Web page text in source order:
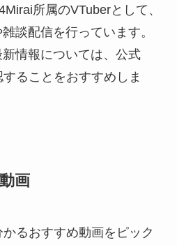
所属のVTuberとして、
談配信を行っています。
情報については、公式
ることをおすすめしま
画
るおすすめ動画をピック